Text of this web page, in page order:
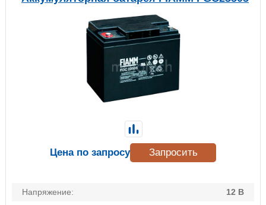
Напряжение:
12 В
Цена по запросу Запросить